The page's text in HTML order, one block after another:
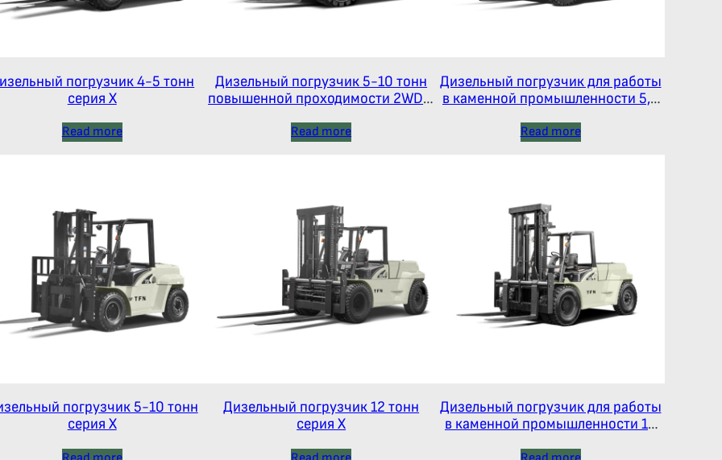
погрузчик 4-5 тонн
серия Х
Read more
Дизельный погрузчик 5-10 тонн
повышенной проходимости 2WD и
Read more
Дизельный погрузчик для работы
в каменной промышленности 5,5
Read more
погрузчик 5-10 тонн
серия Х
Дизельный погрузчик 12 тонн
серия Х
Дизельный погрузчик для работы
в каменной промышленности 12